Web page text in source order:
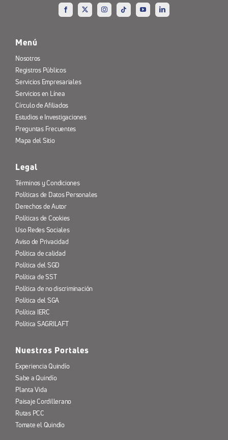
Menú
Nosotros
Registros Públicos
Servicios Empresariales
Servicios en Línea
Círculo de Afiliados
Estudios e Investigaciones
Preguntas Frecuentes
Mapa del Sitio
Legal
Términos y Condiciones
Políticas de Datos Personales
Derechos de Autor
Políticas de Cookies
Uso Redes Sociales
Aviso de Privacidad
Política de calidad
Política del SGD
Política de SST
Política de no discriminación
Política del SGA
Política IERC
Política SAGRILAFT
Nuestros Portales
Experiencia Quindío
Sabe a Quindío
Planta Vida
Paisaje Cordillerano
Rutas PCC
Tomate el Quindío